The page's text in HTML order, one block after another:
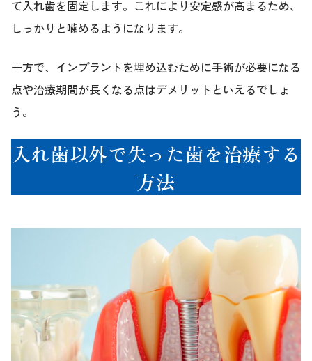
て入れ歯を固定します。これにより安定感が高まるため、
しっかりと噛めるようになります。
一方で、インプラントを埋め込むために手術が必要になる
点や治療期間が長くなる点はデメリットといえるでしょ
う。
入れ歯以外で失った歯を治療する
方法